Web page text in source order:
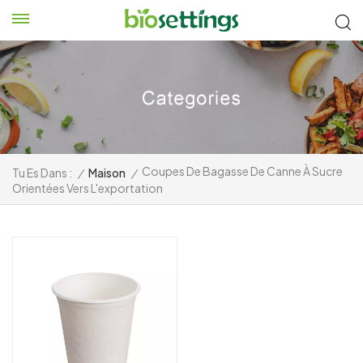
Tu Es Dans : / Maison / Coupes De Bagasse De Canne À Sucre
Orientées Vers L'exportation